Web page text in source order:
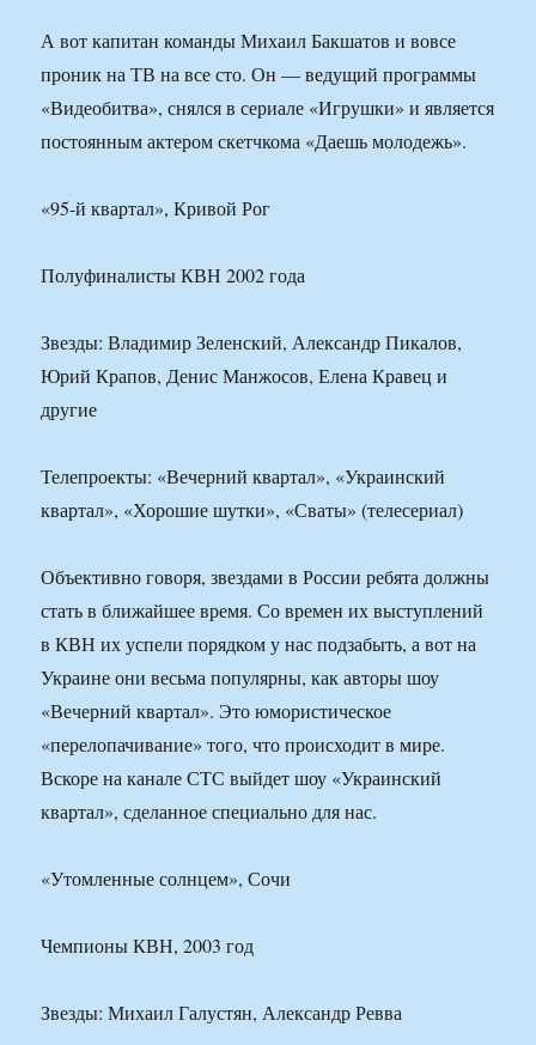
А вот капитан команды Михаил Бакшатов и вовсе
проник на ТВ на все сто. Он — ведущий программы
«Видеобитва», снялся в сериале «Игрушки» и является
постоянным актером скетчкома «Даешь молодежь».
«95-й квартал», Кривой Рог
Полуфиналисты КВН 2002 года
Звезды: Владимир Зеленский, Александр Пикалов,
Юрий Крапов, Денис Манжосов, Елена Кравец и
другие
Телепроекты: «Вечерний квартал», «Украинский
квартал», «Хорошие шутки», «Сваты» (телесериал)
Объективно говоря, звездами в России ребята должны
стать в ближайшее время. Со времен их выступлений
в КВН их успели порядком у нас подзабыть, а вот на
Украине они весьма популярны, как авторы шоу
«Вечерний квартал». Это юмористическое
«перелопачивание» того, что происходит в мире.
Вскоре на канале СТС выйдет шоу «Украинский
квартал», сделанное специально для нас.
«Утомленные солнцем», Сочи
Чемпионы КВН, 2003 год
Звезды: Михаил Галустян, Александр Ревва